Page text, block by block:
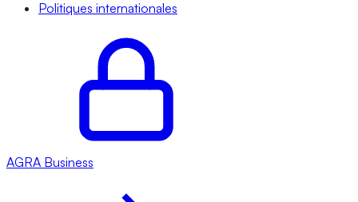
Politiques internationales
AGRA Business